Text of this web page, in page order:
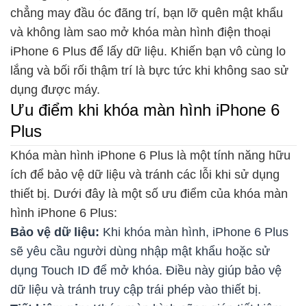
chẳng may đầu óc đãng trí, bạn lỡ quên mật khẩu
và không làm sao mở khóa màn hình điện thoại
iPhone 6 Plus để lấy dữ liệu. Khiến bạn vô cùng lo
lắng và bối rối thậm trí là bực tức khi không sao sử
dụng được máy.
Ưu điểm khi khóa màn hình iPhone 6
Plus
Khóa màn hình iPhone 6 Plus là một tính năng hữu
ích để bảo vệ dữ liệu và tránh các lỗi khi sử dụng
thiết bị. Dưới đây là một số ưu điểm của khóa màn
hình iPhone 6 Plus:
Bảo vệ dữ liệu: Khi khóa màn hình, iPhone 6 Plus
sẽ yêu cầu người dùng nhập mật khẩu hoặc sử
dụng Touch ID để mở khóa. Điều này giúp bảo vệ
dữ liệu và tránh truy cập trái phép vào thiết bị.